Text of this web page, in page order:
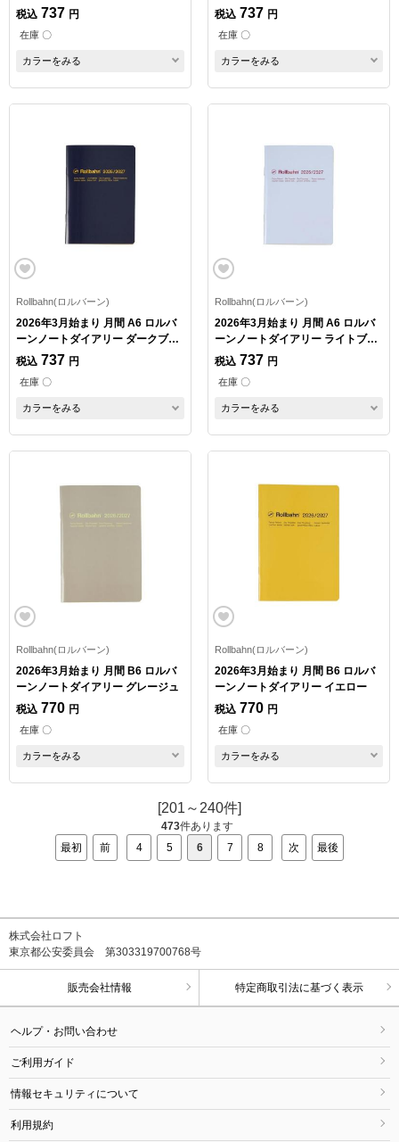
税込 737 円
在庫 〇
カラーをみる
ク
税込 737 円
在庫 〇
カラーをみる
Rollbahn(ロルバーン)
2026年3月始まり 月間 A6 ロルバ
ーンノートダイアリー ダークブル
ー
税込 737 円
在庫 〇
カラーをみる
Rollbahn(ロルバーン)
2026年3月始まり 月間 A6 ロルバ
ーンノートダイアリー ライトブル
ー
税込 737 円
在庫 〇
カラーをみる
Rollbahn(ロルバーン)
2026年3月始まり 月間 B6 ロルバ
ーンノートダイアリー グレージュ
税込 770 円
在庫 〇
カラーをみる
Rollbahn(ロルバーン)
2026年3月始まり 月間 B6 ロルバ
ーンノートダイアリー イエロー
税込 770 円
在庫 〇
カラーをみる
[201～240件]
473件あります
最初
前 4 5 6 7 8 次 最後
株式会社ロフト
東京都公安委員会 第303319700768号
販売会社情報 特定商取引法に基づく表示
ヘルプ・お問い合わせ
ご利用ガイド
情報セキュリティについて
利用規約